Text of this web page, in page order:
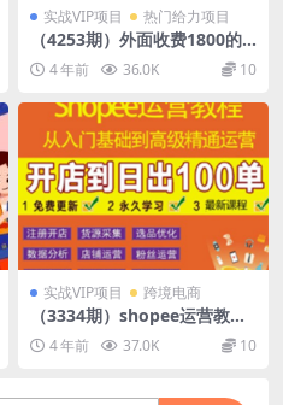
实战VIP项目 热门给力项目
（4253期）外面收费1800的
微博挂机全自动抢红包项目，
单号一天10+【永久脚本+教
程】
4 年前 36.0K 10
实战VIP项目 跨境电商
（3334期）shopee运营教
程：从入门基础到高级精通，
开店到日出100单（全套课
4 年前 37.0K 10